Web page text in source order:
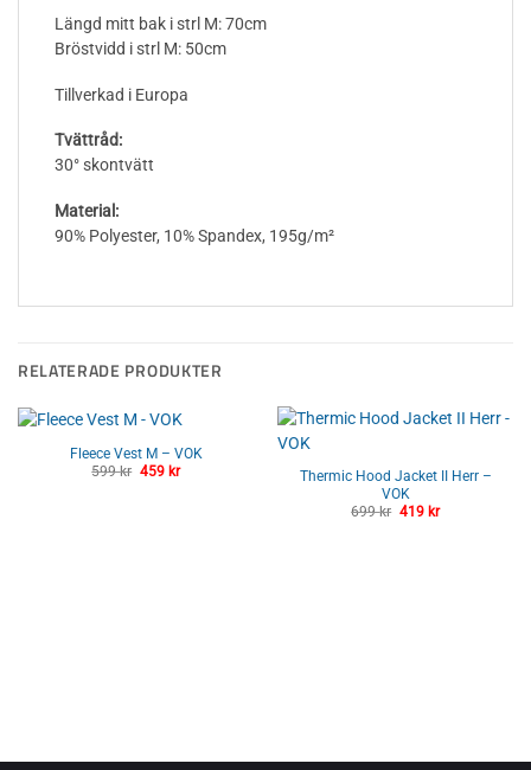
Längd mitt bak i strl M: 70cm
Bröstvidd i strl M: 50cm
Tillverkad i Europa
Tvättråd:
30° skontvätt
Material:
90% Polyester, 10% Spandex, 195g/m²
RELATERADE PRODUKTER
Fleece Vest M – VOK
599kr Det
459 krDet
Thermic Hood Jacket II Herr –
VOK
699kr Det
419 krDet